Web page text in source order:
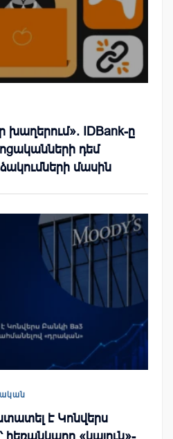
խաղերում». IDBank-ը
դեմ
մասին
է Կոնվերս
«կայուն»-